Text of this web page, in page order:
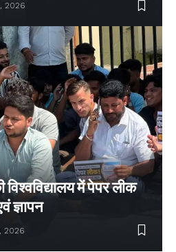
2026
विश्वविद्यालय में पेपर लीक
ज्ञापन
2026